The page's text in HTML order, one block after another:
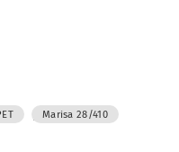
, Marisa 28/410